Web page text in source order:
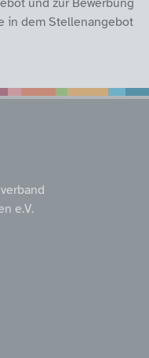
und zur Bewerbung
in dem Stellenangebot
e.V.